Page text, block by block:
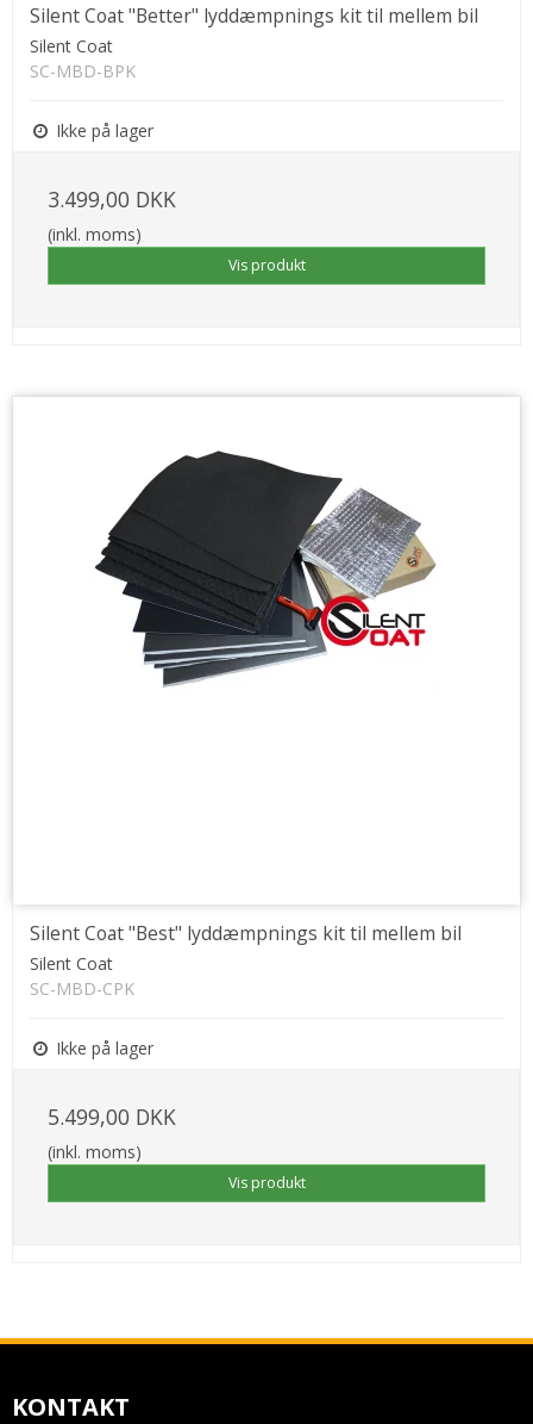
Silent Coat "Better" lyddæmpnings kit til mellem bil
Silent Coat
SC-MBD-BPK
Ikke på lager
3.499,00 DKK
(inkl. moms)
Vis produkt
Silent Coat "Best" lyddæmpnings kit til mellem bil
Silent Coat
SC-MBD-CPK
Ikke på lager
5.499,00 DKK
(inkl. moms)
Vis produkt
KONTAKT